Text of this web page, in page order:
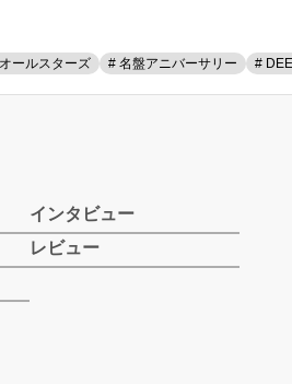
ールスターズ # 名盤アニバーサリー #
インタビュー
レビュー